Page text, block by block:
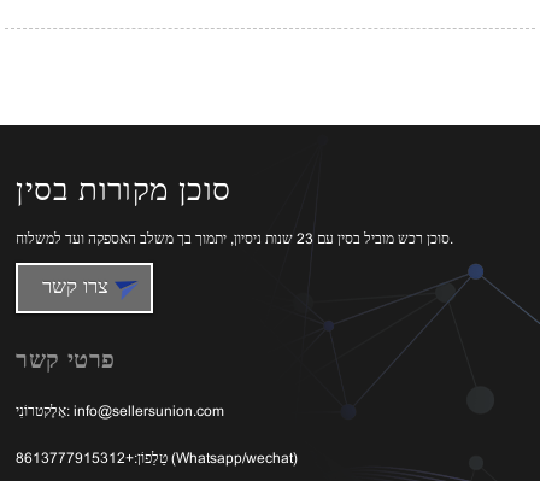
סוכן מקורות בסין
סוכן רכש מוביל בסין עם 23 שנות ניסיון, יתמוך בך משלב האספקה ​​ועד למשלוח.
צרו קשר
פרטי קשר
אֶלֶקטרוֹנִי: info@sellersunion.com
טֵלֵפוֹן: +8613777915312 (Whatsapp/wechat)